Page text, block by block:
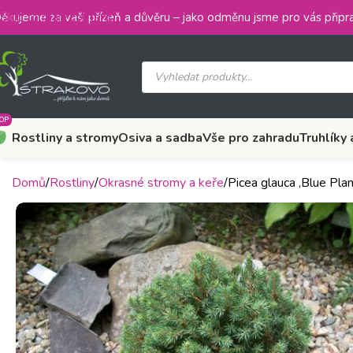
Skip to main content
za vaši přízeň a důvěru – jako odměnu jsme pro vás
Rostliny a stromyOsiva a sadbaVše pro zahraduTruhlíky
Domů Rostliny Okrasné stromy a keře Picea glauca ‚Blue